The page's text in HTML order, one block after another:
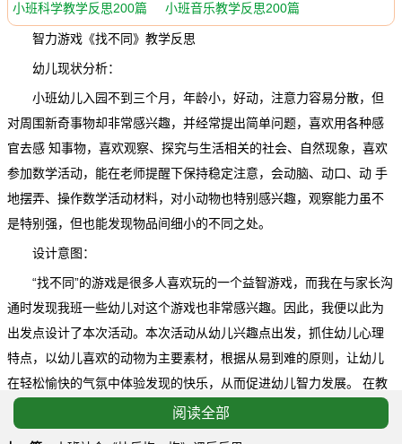
小班科学教学反思200篇
小班音乐教学反思200篇
智力游戏《找不同》教学反思
幼儿现状分析：
小班幼儿入园不到三个月，年龄小，好动，注意力容易分散，但
对周围新奇事物却非常感兴趣，并经常提出简单问题，喜欢用各种感
官去感 知事物，喜欢观察、探究与生活相关的社会、自然现象，喜欢
参加数学活动，能在老师提醒下保持稳定注意，会动脑、动口、动 手
地摆弄、操作数学活动材料，对小动物也特别感兴趣，观察能力虽不
是特别强，但也能发现物品间细小的不同之处。
设计意图：
“找不同”的游戏是很多人喜欢玩的一个益智游戏，而我在与家长沟
通时发现我班一些幼儿对这个游戏也非常感兴趣。因此，我便以此为
出发点设计了本次活动。本次活动从幼儿兴趣点出发，抓住幼儿心理
特点，以幼儿喜欢的动物为主要素材，根据从易到难的原则，让幼儿
在轻松愉快的气氛中体验发现的快乐，从而促进幼儿智力发展。 在教
学内容的选择上注意到了发展性原则，循序渐进，步步深入。
活动反思：
阅读全部